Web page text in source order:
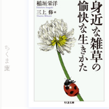
ちくま文庫